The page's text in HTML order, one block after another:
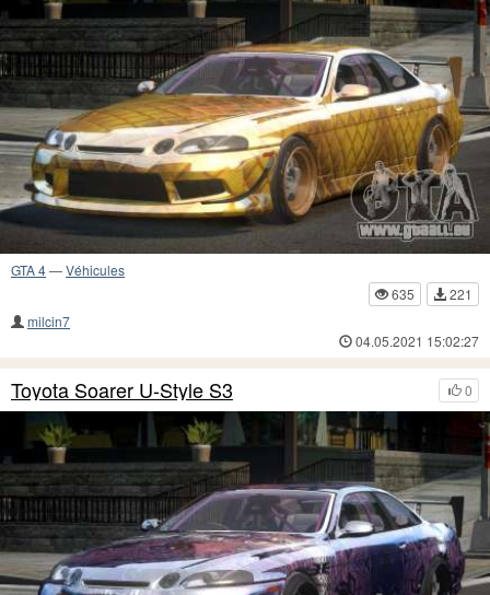
GTA 4—Véhicules
635
221
milcin7
04.05.2021 15:02:27
0
Toyota Soarer U-Style S3